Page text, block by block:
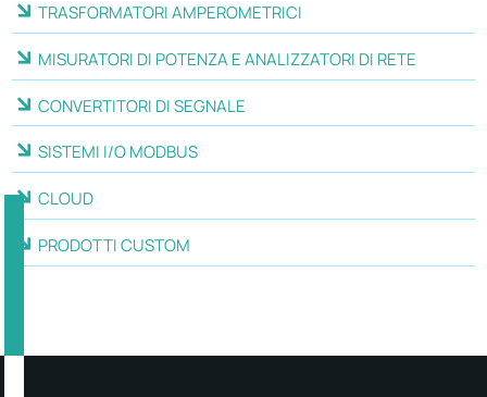
TRASFORMATORI AMPEROMETRICI
MISURATORI DI POTENZA E ANALIZZATORI DI RETE
CONVERTITORI DI SEGNALE
SISTEMI I/O MODBUS
CLOUD
PRODOTTI CUSTOM